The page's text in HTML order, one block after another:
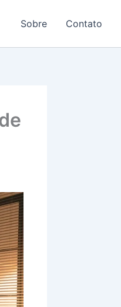
Sobre Contato